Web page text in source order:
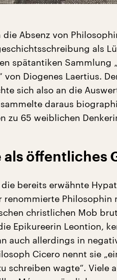
die Absenz von
als
spätantiken Sammlung
von Diogenes Laertius.
sich also an die
daraus
zu 65 weiblichen
als öffentliches
bereits erwähnte
renommierte
christlichen Mob
Epikureerin Leontion,
auch allerdings in
Cicero nennt sie
schreiben wagte“. Viele